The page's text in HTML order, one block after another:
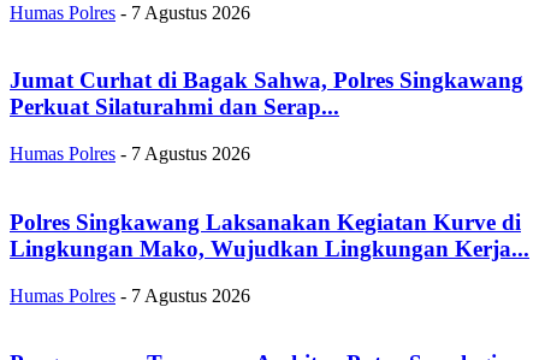
Humas Polres - 7 Agustus 2026
Jumat Curhat di Bagak Sahwa, Polres Singkawang
Perkuat Silaturahmi dan Serap...
Humas Polres - 7 Agustus 2026
Polres Singkawang Laksanakan Kegiatan Kurve di
Lingkungan Mako, Wujudkan Lingkungan Kerja...
Humas Polres - 7 Agustus 2026